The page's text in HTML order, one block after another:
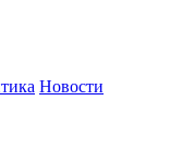
Новости